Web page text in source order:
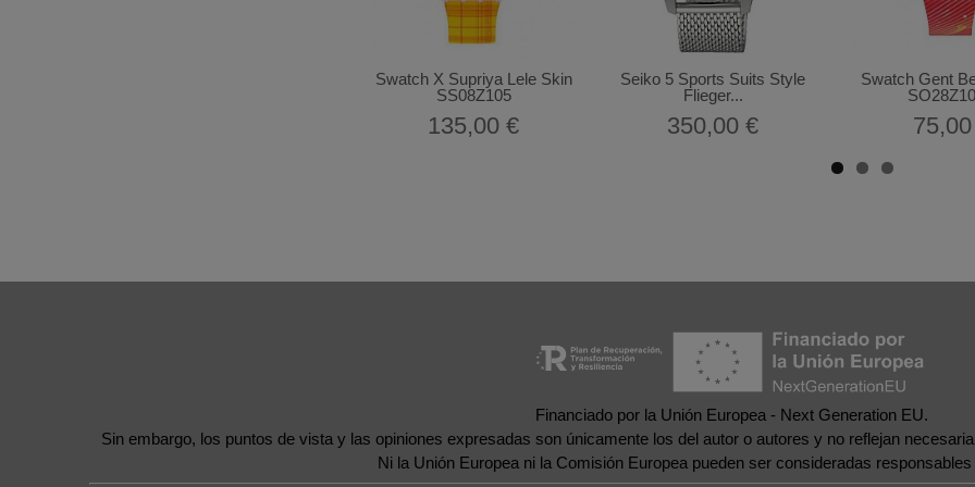
Swatch X Supriya Lele Skin
SS08Z105
135,00 €
Seiko 5 Sports Suits Style
Flieger...
350,00 €
Swatch Gent
Financiado por la Unión Europea - Next Generation EU.
Sin embargo, los puntos de vista y las opiniones expresadas son únicamente los del autor o autores y no reflejan
Ni la Unión Europea ni la Comisión Europea pueden ser consideradas